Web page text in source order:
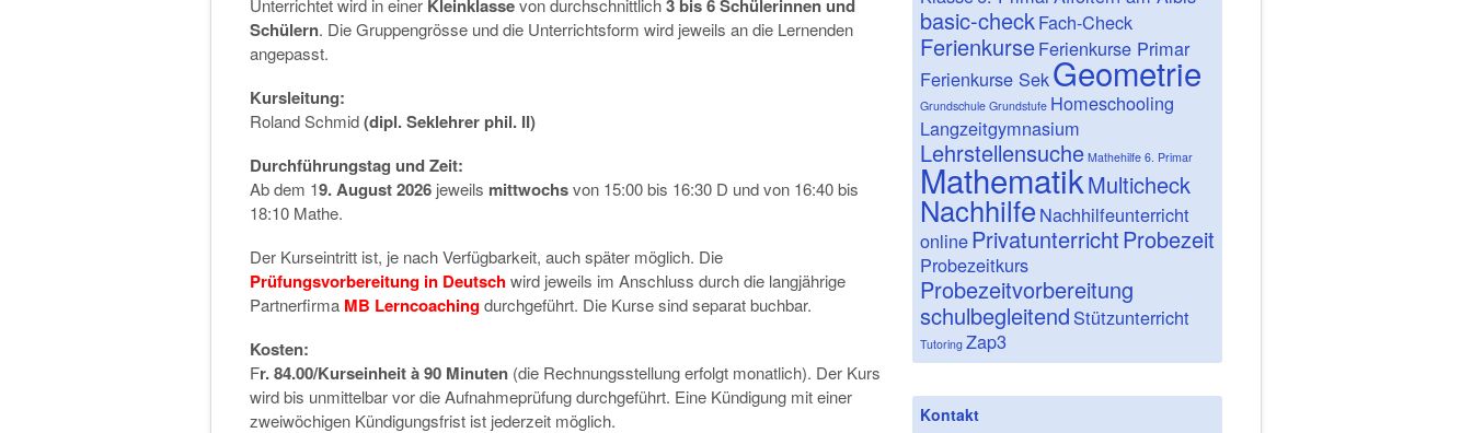
Unterrichtet wird in einer Kleinklassevon durchschnittlich3 bis 6 Schülerinnen und
Schülern. Die Gruppengrösse und die Unterrichtsform wird jeweils an die Lernenden
angepasst.
Kursleitung:
Roland Schmid(dipl. Seklehrer phil. II)
Durchführungstag und Zeit:
Ab dem 19. August 2026 jeweils mittwochsvon 15:00 bis 16:30 D und von 16:40 bis
18:10 Mathe.
Der Kurseintritt ist, je nach Verfügbarkeit, auch später möglich. Die
Prüfungsvorbereitung in Deutschwird jeweils im Anschluss durch die langjährige
Partnerfirma MB Lerncoachingdurchgeführt. Die Kurse sind separat buchbar.
Kosten:
Fr. 84.00/Kurseinheit à 90 Minuten (die Rechnungsstellung erfolgt monatlich). Der Kurs
wird bis unmittelbar vor die Aufnahmeprüfung durchgeführt. Eine Kündigung mit einer
zweiwöchigen Kündigungsfrist ist jederzeit möglich.
basic-checkFach-Check
FerienkurseFerienkurse Primar
Ferienkurse SekGeometrie
Grundschule Grundstufe Homeschooling
Langzeitgymnasium
Lehrstellensuche Mathehilfe 6. Primar
MathematikMulticheck
Nachhilfe Nachhilfeunterricht
onlinePrivatunterrichtProbezeit
Probezeitkurs
Probezeitvorbereitung
schulbegleitend Stützunterricht
Tutoring Zap3
Kontakt